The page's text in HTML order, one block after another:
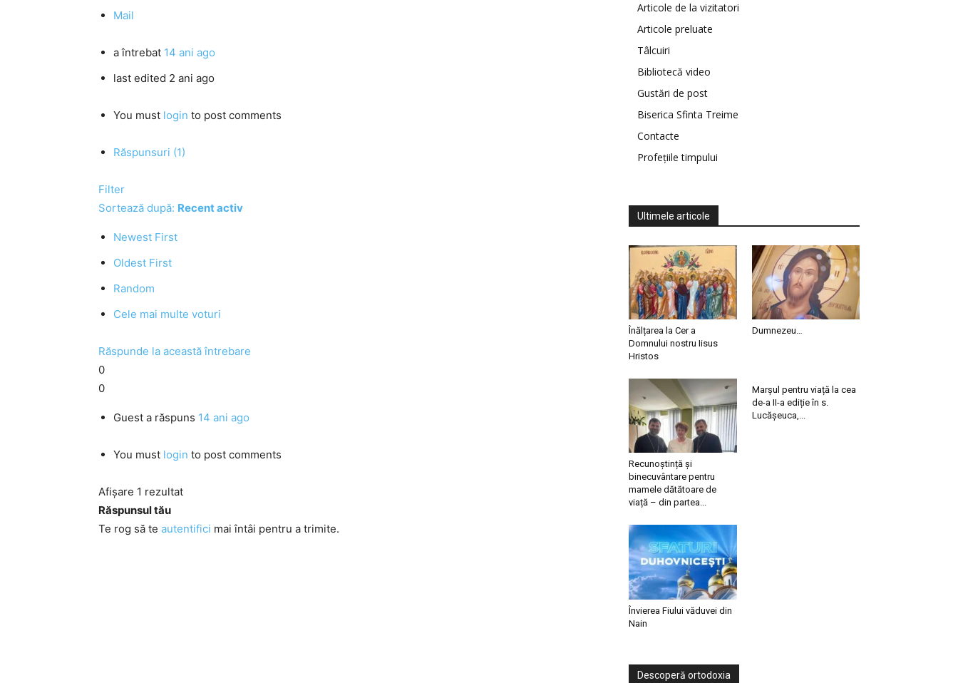
Mail
a întrebat 14 ani ago
last edited 2 ani ago
You must login to post comments
Răspunsuri (1)
Filter
Sortează după: Recent activ
Newest First
Oldest First
Random
Cele mai multe voturi
Răspunde la această întrebare
0
0
Guest a răspuns 14 ani ago
You must login to post comments
Afișare 1 rezultat
Răspunsul tău
Te rog să te autentifici mai întâi pentru a trimite.
Articole de la vizitatori
Articole preluate
Tâlcuiri
Bibliotecă video
Gustări de post
Biserica Sfinta Treime
Contacte
Profețiile timpului
Ultimele articole
Înălțarea la Cer a
Domnului nostru Iisus
Hristos
Dumnezeu…
Recunoștință și
binecuvântare pentru
mamele dătătoare de
viață – din partea...
Marșul pentru viață la cea
de-a II-a ediție în s.
Lucășeuca,...
Învierea Fiului văduvei din
Nain
Descoperă ortodoxia